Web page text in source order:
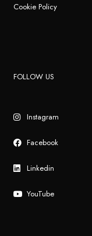
Cookie Policy
FOLLOW US
Instagram
Facebook
Linkedin
YouTube